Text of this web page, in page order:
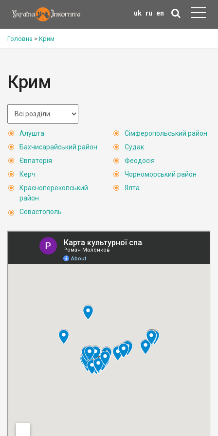
uk ru en
Головна > Крим
Крим
Алушта
Бахчисарайський район
Євпаторія
Керч
Красноперекопський
район
Севастополь
Сімферопольський район
Судак
Феодосія
Чорноморський район
Ялта